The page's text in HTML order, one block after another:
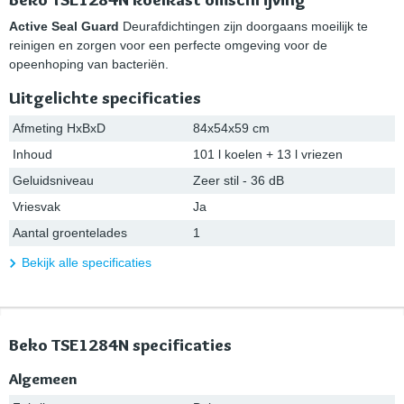
Active Seal Guard Deurafdichtingen zijn doorgaans moeilijk te
reinigen en zorgen voor een perfecte omgeving voor de
opeenhoping van bacteriën.
Uitgelichte specificaties
Afmeting HxBxD
84x54x59 cm
Inhoud
101 l koelen + 13 l vriezen
Geluidsniveau
Zeer stil - 36 dB
Vriesvak
Ja
Aantal groentelades
1
Bekijk alle specificaties
Beko TSE1284N specificaties
Algemeen